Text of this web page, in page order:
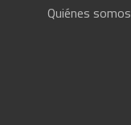
Quiénes somos